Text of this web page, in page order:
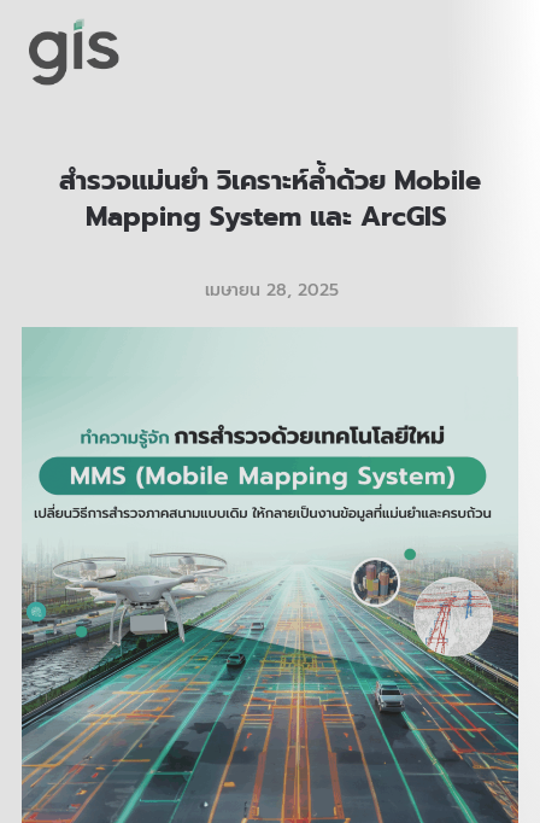
สำรวจแม่นยำ วิเคราะห์ล้ำด้วย Mobile
Mapping System และ ArcGIS
เมษายน 28, 2025